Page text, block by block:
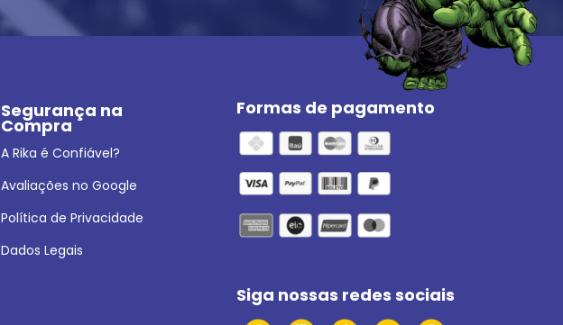
Segurança na
Compra
A Rika é Confiável?
Avaliações no Google
Política de Privacidade
Dados Legais
Formas de pagamento
Siga nossas redes sociais